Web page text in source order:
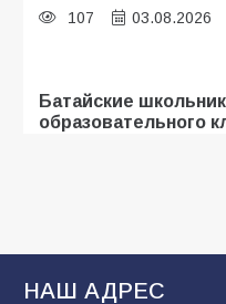
107 03.08.2026
Батайские
образовательного
сентябрю
106 31.07.2026
НАШ АДРЕС